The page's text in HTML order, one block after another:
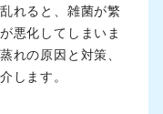
れると、雑菌が繁
悪化してしまいま
れの原因と対策、
します。